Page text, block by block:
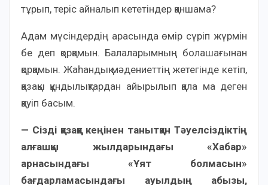
тұрып, теріс айналып кететіндер қаншама?
Адам мүсіндердің арасында өмір сүріп жүрмін
бе деп қорқамын. Балаларымның болашағынан
қорқамын. Жаһандық мәдениеттің жетегінде кетіп,
қазақы құндылықтардан айырылып қала ма деген
қауіп басым.
— Сізді қазаққа кеңінен танытқан Тәуелсіздіктің
алғашқы жылдарындағы «Хабар»
арнасындағы «Ұят болмасын»
бағдарламасындағы ауылдың абызы,